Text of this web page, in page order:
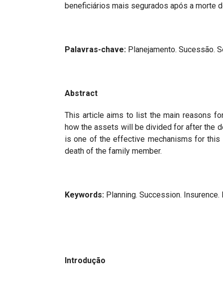
beneficiários mais segurados após a morte
Palavras-chave: Planejamento. Sucessão.
Abstract
This article aims to list the main reasons
how the assets will be divided for after the
is one of the effective mechanisms for this
death of the family member.
Keywords: Planning. Succession. Insurence.
Introdução